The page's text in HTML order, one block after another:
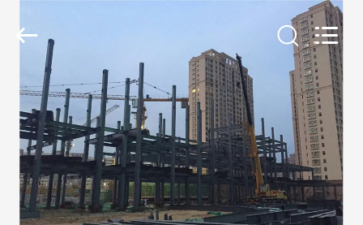
ACCUEIL
PRODUITS
VIDÉOS
Fabrication